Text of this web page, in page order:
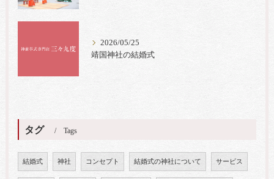
2026/05/25
靖国神社の結婚式
タグ Tags
結婚式 神社 コンセプト 結婚式の神社について サービス